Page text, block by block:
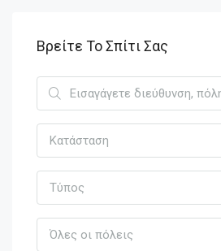
Βρείτε Το Σπίτι Σας
Κατάσταση
Τύπος
Όλες οι πόλεις